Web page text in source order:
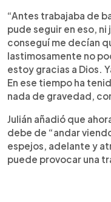
“Antes trabajaba de
pude seguir en eso,
conseguí me decían
lastimosamente no
estoy gracias a Dios.
En ese tiempo ha
nada de gravedad,
Julián añadió que
debe de “andar
espejos, adelante y
puede provocar una